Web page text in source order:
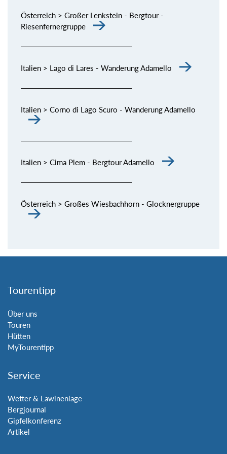
Österreich > Großer Lenkstein - Bergtour -
Riesenfernergruppe
Italien > Lago di Lares - Wanderung Adamello
Italien > Corno di Lago Scuro - Wanderung Adamello
Italien > Cima Plem - Bergtour Adamello
Österreich > Großes Wiesbachhorn - Glocknergruppe
Tourentipp
Über uns
Touren
Hütten
MyTourentipp
Service
Wetter & Lawinenlage
Bergjournal
Gipfelkonferenz
Artikel